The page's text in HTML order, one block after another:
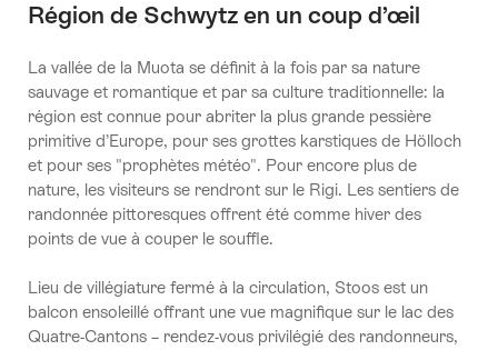
Région de Schwytz en un coup d’œil
La vallée de la Muota se définit à la fois par sa nature
sauvage et romantique et par sa culture traditionnelle: la
région est connue pour abriter la plus grande pessière
primitive d’Europe, pour ses grottes karstiques de Hölloch
et pour ses "prophètes météo". Pour encore plus de
nature, les visiteurs se rendront sur le Rigi. Les sentiers de
randonnée pittoresques offrent été comme hiver des
points de vue à couper le souffle.
Lieu de villégiature fermé à la circulation, Stoos est un
balcon ensoleillé offrant une vue magnifique sur le lac des
Quatre-Cantons – rendez-vous privilégié des randonneurs,